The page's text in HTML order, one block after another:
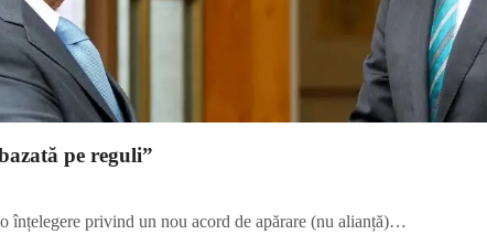
pe reguli”
înțelegere privind un nou acord de apărare (nu alianță)…